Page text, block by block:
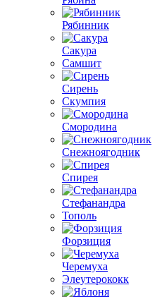
Рябинник
Сакура
Самшит
Сирень
Скумпия
Смородина
Снежноягодник
Спирея
Стефанандра
Тополь
Форзиция
Черемуха
Элеутерококк